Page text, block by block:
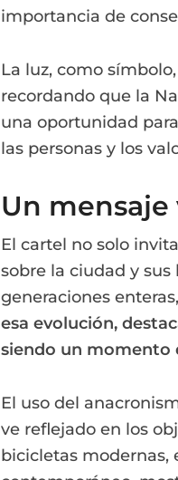
importancia de
La luz, como
recordando que la
una oportunidad
las personas y los
Un
El cartel no solo
sobre la ciudad y
generaciones
esa evolución,
siendo un momento
El uso del
ve reflejado en los
bicicletas modernas,